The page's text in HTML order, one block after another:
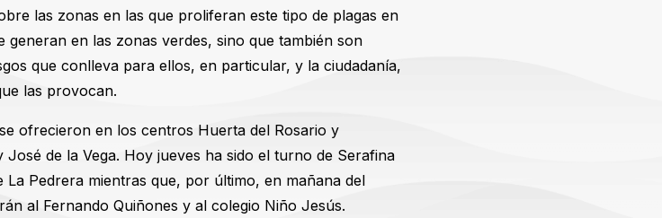
las zonas en las que proliferan este tipo de plagas en
generan en las zonas verdes, sino que también son
que conlleva para ellos, en particular, y la ciudadanía,
las provocan.
ofrecieron en los centros Huerta del Rosario y
de la Vega. Hoy jueves ha sido el turno de Serafina
Pedrera mientras que, por último, en mañana del
al Fernando Quiñones y al colegio Niño Jesús.